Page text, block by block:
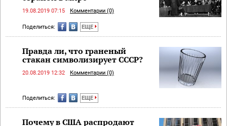
19.08.2019 07:15 Комментарии (0)
Поделиться: ЕЩЕ
Правда ли, что граненый
стакан символизирует СССР?
20.08.2019 12:32 Комментарии (0)
Поделиться: ЕЩЕ
Почему в США распродают